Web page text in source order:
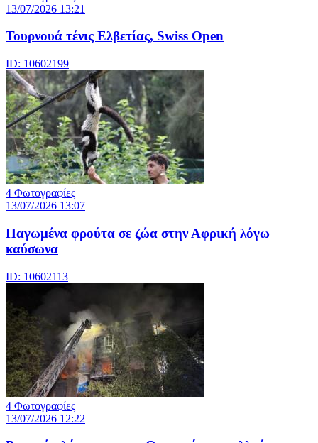
13/07/2026 13:21
Τουρνουά τένις Ελβετίας, Swiss Open
ID: 10602199
4 Φωτογραφίες
13/07/2026 13:07
Παγωμένα φρούτα σε ζώα στην Αφρική λόγω
καύσωνα
ID: 10602113
4 Φωτογραφίες
13/07/2026 12:22